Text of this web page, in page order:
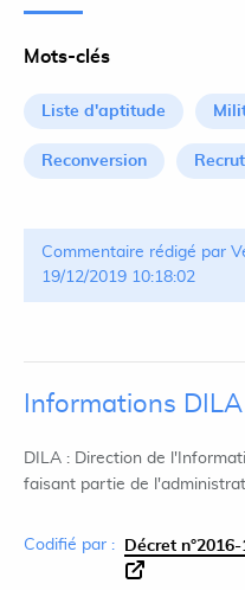
Mots-clés
Liste d'aptitude
Reconversion
Commentaire rédigé par
19/12/2019 10:18:02
Informations DILA
DILA : Direction de
faisant partie de
Codifié par : Décret